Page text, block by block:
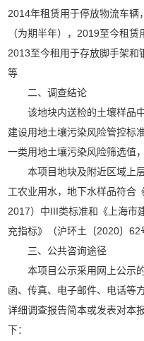
2014年租赁用于停放物流车辆
（为期半年），2019至今租
2013至今租用于存放脚手架和
等
二、调查结论
该地块内送检的土壤样品
建设用地土壤污染风险管控标
一类用地土壤污染风险筛选值
本项目地块及附近区域上
工农业用水，地下水样品符合
2017）中III类标准和《上海市
充指标》（沪环土〔2020〕62
三、公共咨询途径
本项目公示采用网上公示
函、传真、电子邮件、电话等
详细调查报告简本或发表对本
下：